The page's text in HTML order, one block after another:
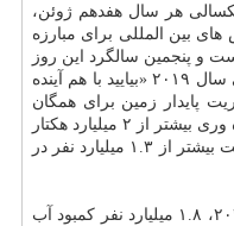
هر سال هفدهم ژوئن،
بین المللی برای مبارزه
و پنجمین سالگرد این روز
است و شعار روز مبارزه با بیابان زدایی سال ۲۰۱۹ «بیایید با هم آینده
پایدار زمین برای همگان
ضروری می باشد. با هم می توانیم بهره وری بیشتر از ۲ میلیارد هكتار
زمین های تخریب شده را بهبود و معیشت بیشتر از ۱.۳ میلیارد نفر در
آمارها حاكی از این است كه تا سال ۲۰۲۵، ۱.۸ میلیارد نفر كمبود آب